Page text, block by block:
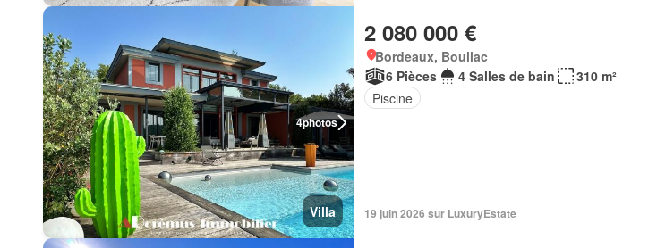
4photos
Villa
2 080 000 €
Bordeaux, Bouliac
6 Pièces
4 Salles de bain
310 m²
Piscine
19 juin 2026 sur LuxuryEstate